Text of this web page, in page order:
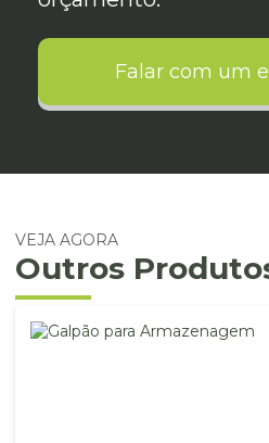
Falar com um
Outros
VEJA AGORA